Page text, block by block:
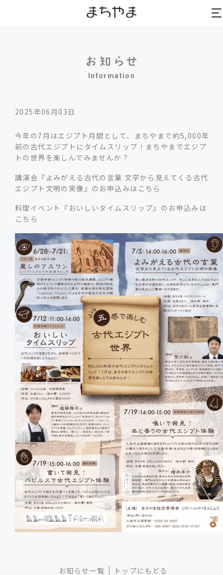
Information
2025年06月03日
今年の7月はエジプト月間として、まちやまで約5,000年
前の古代エジプトにタイムスリップ！まちやまでエジプ
トの世界を楽しんでみませんか？
講演会『よみがえる古代の言葉 文学から見えてくる古代
エジプト文明の実像』のお申込みはこちら
料理イベント『おいしいタイムスリップ』のお申込みは
こちら
お知らせ一覧 トップにもどる